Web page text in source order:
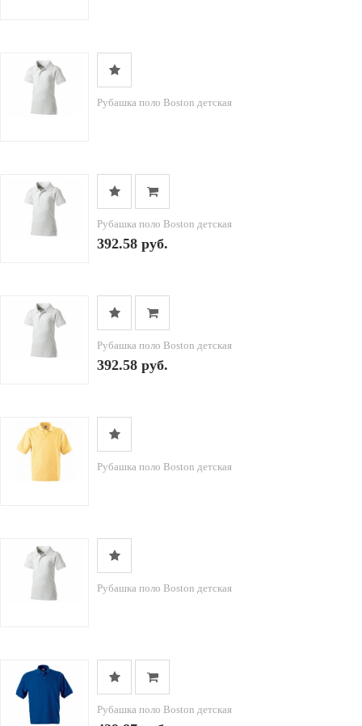
Рубашка поло Boston детская
Рубашка поло Boston детская
392.58 руб.
Рубашка поло Boston детская
392.58 руб.
Рубашка поло Boston детская
Рубашка поло Boston детская
Рубашка поло Boston детская